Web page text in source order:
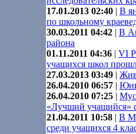
17.01.2013 02:40 | В
по школьному
30.03.2011 04:42 | В
района
01.11.2011 04:36 | VI
учащихся школ
27.03.2013 03:49 |
26.04.2010 06:57 |
26.04.2010 07:25 |
«Лучший учащийся»
21.04.2011 10:58 | В
среди учащихся 4